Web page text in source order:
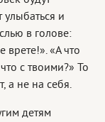
улыбаться и
в голове:
врете!». «А что
с твоими?» То
а не на себя.
детям